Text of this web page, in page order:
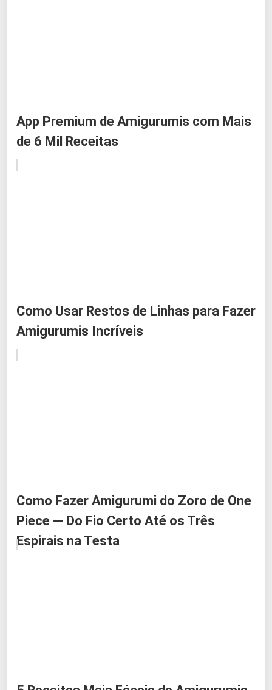
App Premium de Amigurumis com Mais
de 6 Mil Receitas
Como Usar Restos de Linhas para Fazer
Amigurumis Incríveis
Como Fazer Amigurumi do Zoro de One
Piece — Do Fio Certo Até os Três
Espirais na Testa